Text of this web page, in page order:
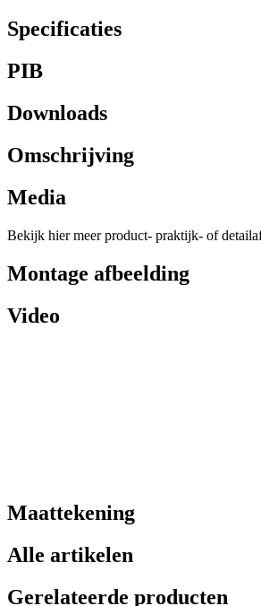
Specificaties
PIB
Downloads
Omschrijving
Media
Bekijk hier meer product- praktijk- of
Montage afbeelding
Video
Maattekening
Alle artikelen
Gerelateerde producten